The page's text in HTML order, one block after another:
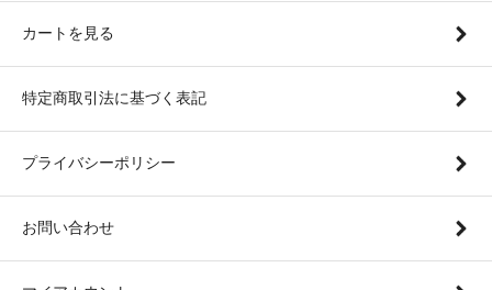
カートを見る
特定商取引法に基づく表記
プライバシーポリシー
お問い合わせ